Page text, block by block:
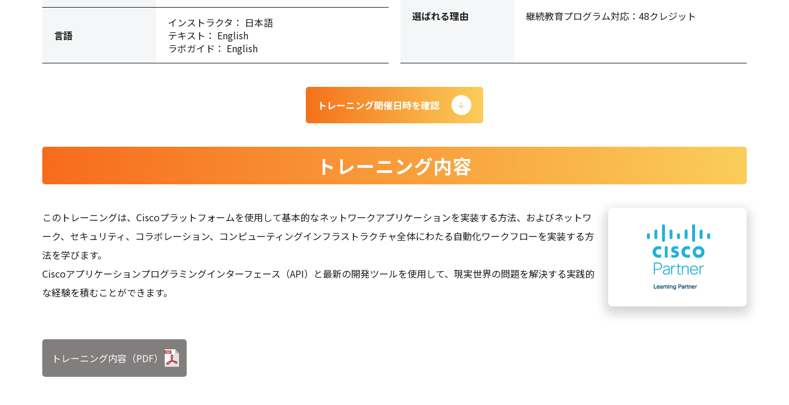
言語
インストラクタ： 日本語
テキスト： English
ラボガイド： English
選ばれる理由 継続教育プログラム対応：48クレジット
トレーニング開催日時を確認
トレーニング内容
このトレーニングは、Ciscoプラットフォームを使用して基本的なネットワークアプリケーションを実装する方法、およびネットワ
ーク、セキュリティ、コラボレーション、コンピューティングインフラストラクチャ全体にわたる自動化ワークフローを実装する方
法を学びます。
Ciscoアプリケーションプログラミングインターフェース（API）と最新の開発ツールを使用して、現実世界の問題を解決する実践的
な経験を積むことができます。
トレーニング内容（PDF）